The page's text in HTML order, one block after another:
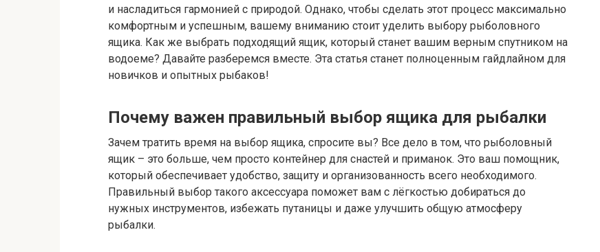
и насладиться гармонией с природой. Однако, чтобы сделать этот процесс максимально
комфортным и успешным, вашему вниманию стоит уделить выбору рыболовного
ящика. Как же выбрать подходящий ящик, который станет вашим верным спутником на
водоеме? Давайте разберемся вместе. Эта статья станет полноценным гайдлайном для
новичков и опытных рыбаков!
Почему важен правильный выбор ящика для рыбалки
Зачем тратить время на выбор ящика, спросите вы? Все дело в том, что рыболовный
ящик – это больше, чем просто контейнер для снастей и приманок. Это ваш помощник,
который обеспечивает удобство, защиту и организованность всего необходимого.
Правильный выбор такого аксессуара поможет вам с лёгкостью добираться до
нужных инструментов, избежать путаницы и даже улучшить общую атмосферу
рыбалки.